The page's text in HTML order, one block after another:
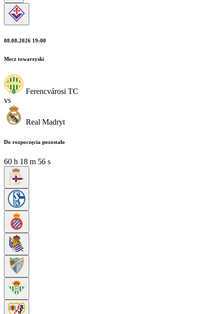
08.08.2026 19:00
Mecz towarzyski
Ferencvárosi TC
vs
Real Madryt
Do rozpoczęcia pozostało
60 h 18 m 54 s